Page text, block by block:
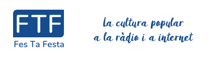
La cultura popular
a la ràdio i a internet